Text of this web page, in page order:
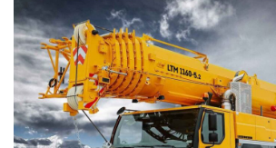
LIEBHERR LIETOTĀ TEHNIKA
KARJERA